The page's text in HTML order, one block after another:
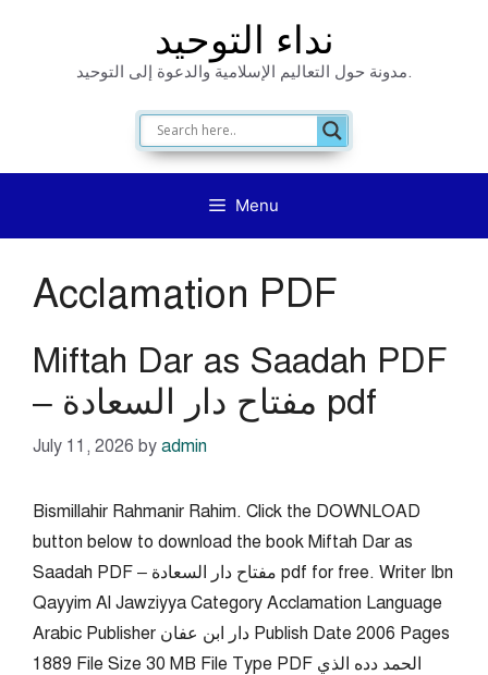
نداء التوحيد
مدونة حول التعاليم الإسلامية والدعوة إلى التوحيد.
Menu
Acclamation PDF
Miftah Dar as Saadah PDF
– مفتاح دار السعادة pdf
July 11, 2026 by admin
Bismillahir Rahmanir Rahim. Click the DOWNLOAD
button below to download the book Miftah Dar as
Saadah PDF – مفتاح دار السعادة pdf for free. Writer Ibn
Qayyim Al Jawziyya Category Acclamation Language
Arabic Publisher دار ابن عفان Publish Date 2006 Pages
1889 File Size 30 MB File Type PDF الحمد دده الذي